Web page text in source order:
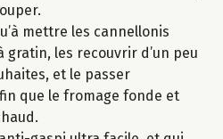
mettre les cannellonis
gratin, les recouvrir d’un peu
et le passer
que le fromage fonde et